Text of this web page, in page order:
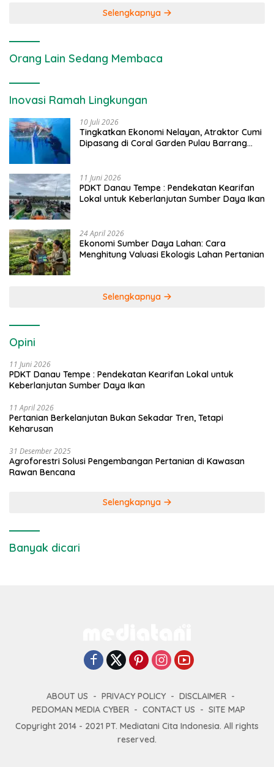
Selengkapnya
Orang Lain Sedang Membaca
Inovasi Ramah Lingkungan
10 Juli 2026
Tingkatkan Ekonomi Nelayan, Atraktor Cumi
Dipasang di Coral Garden Pulau Barrang
11 Juni 2026
PDKT Danau Tempe : Pendekatan Kearifan
Lokal untuk Keberlanjutan Sumber Daya Ikan
24 April 2026
Ekonomi Sumber Daya Lahan: Cara
Menghitung Valuasi Ekologis Lahan Pertanian
Selengkapnya
Opini
11 Juni 2026
PDKT Danau Tempe : Pendekatan Kearifan Lokal untuk
Keberlanjutan Sumber Daya Ikan
11 April 2026
Pertanian Berkelanjutan Bukan Sekadar Tren, Tetapi
Keharusan
31 Desember 2025
Agroforestri Solusi Pengembangan Pertanian di Kawasan
Rawan Bencana
Selengkapnya
Banyak dicari
ABOUT US PRIVACY POLICY
DISCLAIMER
PEDOMAN MEDIA CYBER
CONTACT US
SITE MAP
Copyright 2014 - 2021 PT. Mediatani Cita Indonesia. All rights
reserved.